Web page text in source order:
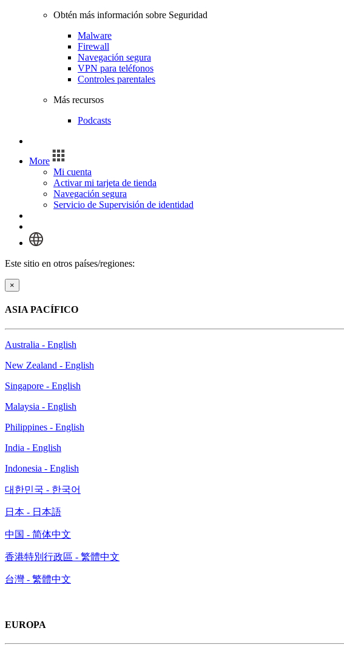
Obtén más información sobre Seguridad
Malware
Firewall
Navegación segura
VPN para teléfonos
Controles parentales
Más recursos
Podcasts
More
Mi cuenta
Activar mi tarjeta de tienda
Navegación segura
Servicio de Supervisión de identidad
Este sitio en otros países/regiones:
×
ASIA PACÍFICO
Australia - English
New Zealand - English
Singapore - English
Malaysia - English
Philippines - English
India - English
Indonesia - English
대한민국 - 한국어
日本 - 日本語
中国 - 简体中文
香港特別行政區 - 繁體中文
台灣 - 繁體中文
EUROPA